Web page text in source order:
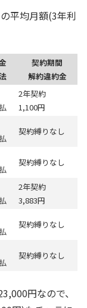
平均月額(3年利
契約期間
解約違約金
2年契約
1,100円
契約縛りなし
契約縛りなし
2年契約
3,883円
契約縛りなし
契約縛りなし
円なので、